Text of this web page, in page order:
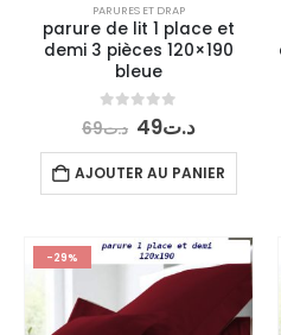
PARURES ET DRAP
parure de lit 1 place et
demi 3 pièces 120×190
bleue
out of 5د.ت69 Le
prix
initial
était :
د.ت69.
د.ت49 Le
prix
actuel
est :
AJOUTER AU PANIER
-29%